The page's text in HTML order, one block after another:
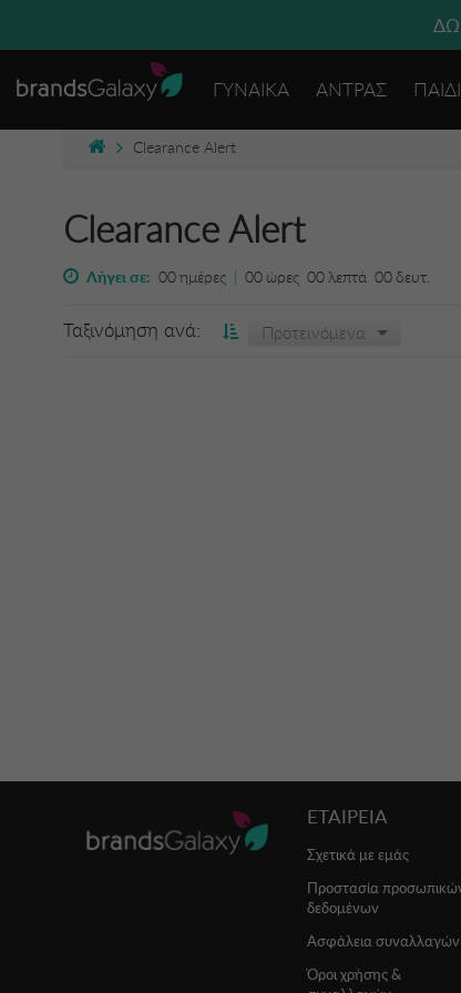
ΓΥΝΑΙΚΑ ΑΝΤΡΑΣ ΠΑΙΔΙ
Clearance Alert
Clearance Alert
Λήγει σε: 00ημέρες | 00 ώρες 00λεπτά 00 δευτ.
Ταξινόμηση ανά: Προτεινόμενα
ΕΤΑΙΡΕΙΑ
Σχετικά με εμάς
Προστασία
δεδομένων
Ασφάλεια συναλλαγών
Όροι χρήσης &